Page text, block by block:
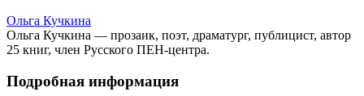
Ольга Кучкина
Ольга Кучкина — прозаик, поэт, драматург, публицист, автор
25 книг, член Русского ПЕН-центра.
Подробная информация